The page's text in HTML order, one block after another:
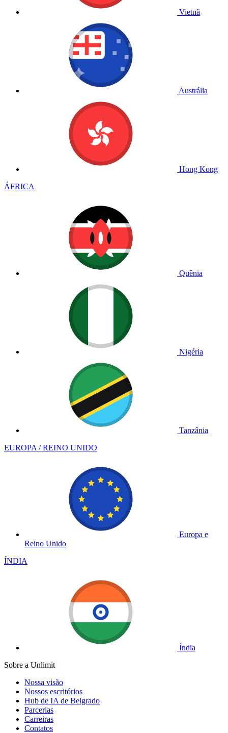
Vietnã
Austrália
Hong Kong
ÁFRICA
Quênia
Nigéria
Tanzânia
EUROPA / REINO UNIDO
Europa e
Reino Unido
ÍNDIA
Índia
Sobre a Unlimit
Nossa visão
Nossos escritórios
Hub de IA de Belgrado
Parcerias
Carreiras
Contatos